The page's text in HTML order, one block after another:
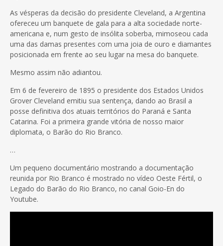
As vésperas da decisão do presidente Cleveland, a Argentina
ofereceu um banquete de gala para a alta sociedade norte-
americana e, num gesto de insólita soberba, mimoseou cada
uma das damas presentes com uma joia de ouro e diamantes
posicionada em frente ao seu lugar na mesa do banquete.
Mesmo assim não adiantou.
Em 6 de fevereiro de 1895 o presidente dos Estados Unidos
Grover Cleveland emitiu sua sentença, dando ao Brasil a
posse definitiva dos atuais territórios do Paraná e Santa
Catarina. Foi a primeira grande vitória de nosso maior
diplomata, o Barão do Rio Branco.
…
Um pequeno documentário mostrando a documentação
reunida por Rio Branco é mostrado no vídeo Oeste Fértil, o
Legado do Barão do Rio Branco, no canal Goio-En do
Youtube.